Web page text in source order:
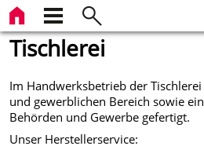
Tischlerei
Im Handwerksbetrieb der
und gewerblichen Bereich sowie
Behörden und Gewerbe gefertigt.
Unser Herstellerservice: